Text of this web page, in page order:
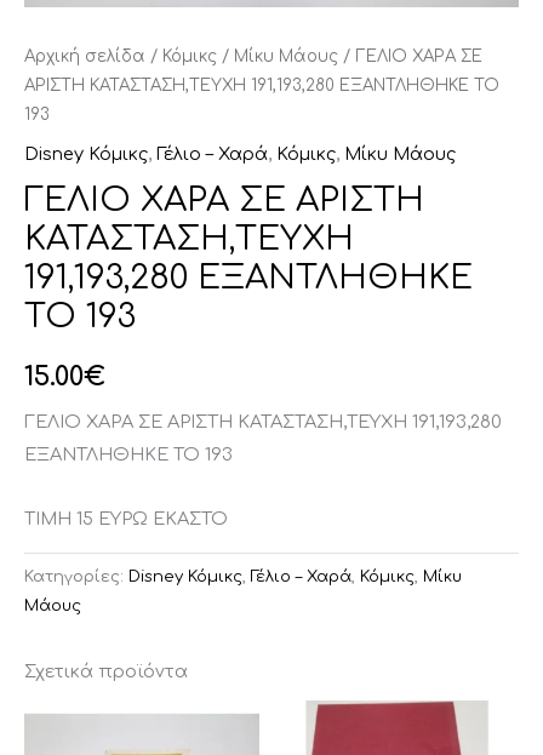
Αρχική σελίδα / Κόμικς / Μίκυ Μάους / ΓΕΛΙΟ ΧΑΡΑ ΣΕ
ΑΡΙΣΤΗ ΚΑΤΑΣΤΑΣΗ,ΤΕΥΧΗ 191,193,280 ΕΞΑΝΤΛΗΘΗΚΕ ΤΟ
193
Disney Κόμικς, Γέλιο – Χαρά, Κόμικς, Μίκυ Μάους
ΓΕΛΙΟ ΧΑΡΑ ΣΕ ΑΡΙΣΤΗ
ΚΑΤΑΣΤΑΣΗ,ΤΕΥΧΗ
191,193,280 ΕΞΑΝΤΛΗΘΗΚΕ
ΤΟ 193
15.00€
ΓΕΛΙΟ ΧΑΡΑ ΣΕ ΑΡΙΣΤΗ ΚΑΤΑΣΤΑΣΗ,ΤΕΥΧΗ 191,193,280
ΕΞΑΝΤΛΗΘΗΚΕ ΤΟ 193
ΤΙΜΗ 15 ΕΥΡΩ ΕΚΑΣΤΟ
Κατηγορίες: Disney Κόμικς Γέλιο – Χαρά Κόμικς Μίκυ
Μάους
Σχετικά προϊόντα